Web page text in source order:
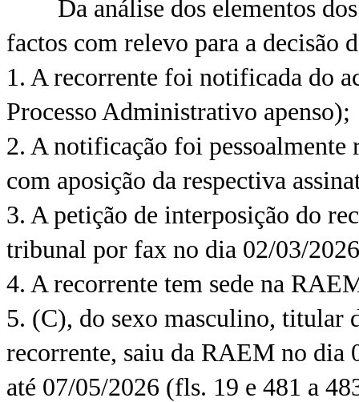
Da análise dos elementos dos
factos com relevo para a decisão
1. A recorrente foi notificada do
Processo Administrativo apenso);
2. A notificação foi
com aposição da respectiva
3. A petição de interposição do
tribunal por fax no dia 02/03/
4. A recorrente tem sede na
5. (C), do sexo masculino, titular
recorrente, saiu da RAEM no dia
até 07/05/2026 (fls. 19 e 481 a